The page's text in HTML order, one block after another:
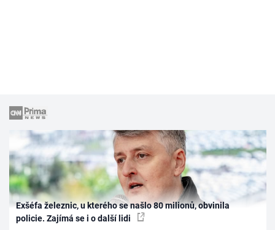
Exšéfa železnic, u kterého se našlo 80 milionů, obvinila
policie. Zajímá se i o další lidi